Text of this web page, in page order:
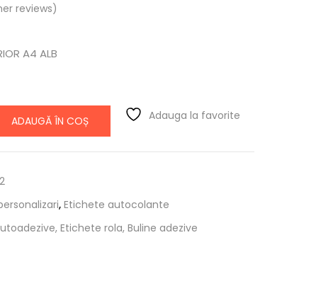
reviews)
A4 ALB
ADAUGĂ ÎN COȘ Adauga la favorite
, Etichete autocolante
Etichete rola, Buline adezive